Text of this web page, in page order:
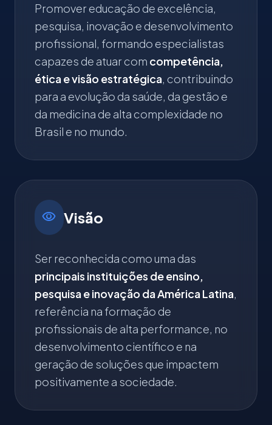
Promover educação de excelência,
pesquisa, inovação e desenvolvimento
profissional, formando especialistas
capazes de atuar com competência,
ética e visão estratégica, contribuindo
para a evolução da saúde, da gestão e
da medicina de alta complexidade no
Brasil e no mundo.
visibility Visão
Ser reconhecida como uma das
principais instituições de ensino,
pesquisa e inovação da América Latina,
referência na formação de
profissionais de alta performance, no
desenvolvimento científico e na
geração de soluções que impactem
positivamente a sociedade.